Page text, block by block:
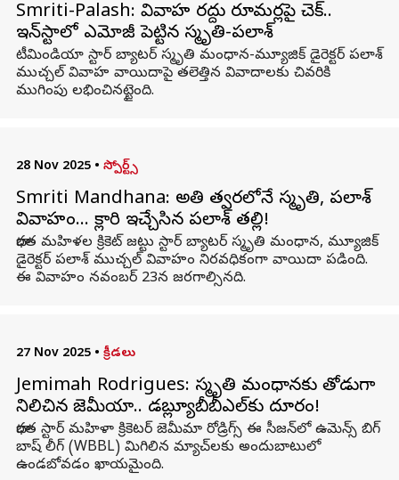
Smriti-Palash: వివాహ రద్దు రూమర్లపై చెక్..
ఇన్‌స్టాలో ఎమోజీ పెట్టిన స్మృతి-పలాశ్
టీమిండియా స్టార్ బ్యాటర్ స్మృతి మంధాన-మ్యూజిక్ డైరెక్టర్ పలాశ్
ముచ్చల్ వివాహ వాయిదాపై తలెత్తిన వివాదాలకు చివరికి
ముగింపు లభించినట్టైంది.
28 Nov 2025 • స్పోర్ట్స్
Smriti Mandhana: అతి త్వరలోనే స్మృతి, పలాశ్
వివాహం... క్లారిటీ ఇచ్చేసిన పలాశ్ తల్లి!
భారత మహిళల క్రికెట్ జట్టు స్టార్ బ్యాటర్ స్మృతి మంధాన, మ్యూజిక్
డైరెక్టర్ పలాశ్ ముచ్చల్ వివాహం నిరవధికంగా వాయిదా పడింది.
ఈ వివాహం నవంబర్ 23న జరగాల్సినది.
27 Nov 2025 • క్రీడలు
Jemimah Rodrigues: స్మృతి మంధానకు తోడుగా
నిలిచిన జెమీయా.. డబ్ల్యూబీబీఎల్‌కు దూరం!
భారత స్టార్ మహిళా క్రికెటర్ జెమీమా రోడ్రిగ్స్ ఈ సీజన్‌లో ఉమెన్స్ బిగ్
బాష్ లీగ్ (WBBL) మిగిలిన మ్యాచ్‌లకు అందుబాటులో
ఉండబోవడం ఖాయమైంది.